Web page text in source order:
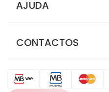
AJUDA
CONTACTOS